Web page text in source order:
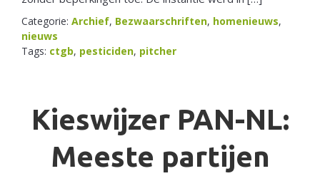
Categorie: Archief, Bezwaarschriften, homenieuws,
nieuws
Tags: ctgb, pesticiden, pitcher
Kieswijzer PAN-NL:
Meeste partijen